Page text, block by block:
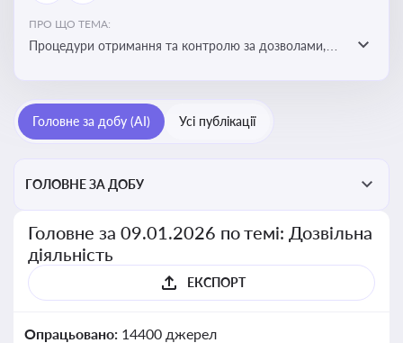
ПРО ЩО ТЕМА:
Процедури отримання та контролю за дозволами,
законодавстві, щоб уникнути порушень та
забезпечити відповідність вимогам регуляторних
Головне за добу (AI) Усі публікації
ГОЛОВНЕ ЗА ДОБУ
Головне за 09.01.2026 по темі: Дозвільна
діяльність
ЕКСПОРТ
Опрацьовано: 14400 джерел